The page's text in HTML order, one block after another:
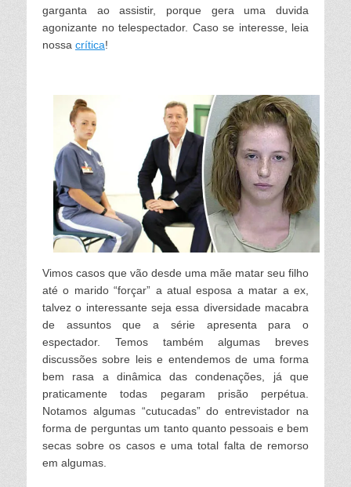
garganta ao assistir, porque gera uma duvida
agonizante no telespectador. Caso se interesse, leia
nossa crítica!
Vimos casos que vão desde uma mãe matar seu filho
até o marido “forçar” a atual esposa a matar a ex,
talvez o interessante seja essa diversidade macabra
de assuntos que a série apresenta para o
espectador. Temos também algumas breves
discussões sobre leis e entendemos de uma forma
bem rasa a dinâmica das condenações, já que
praticamente todas pegaram prisão perpétua.
Notamos algumas “cutucadas” do entrevistador na
forma de perguntas um tanto quanto pessoais e bem
secas sobre os casos e uma total falta de remorso
em algumas.